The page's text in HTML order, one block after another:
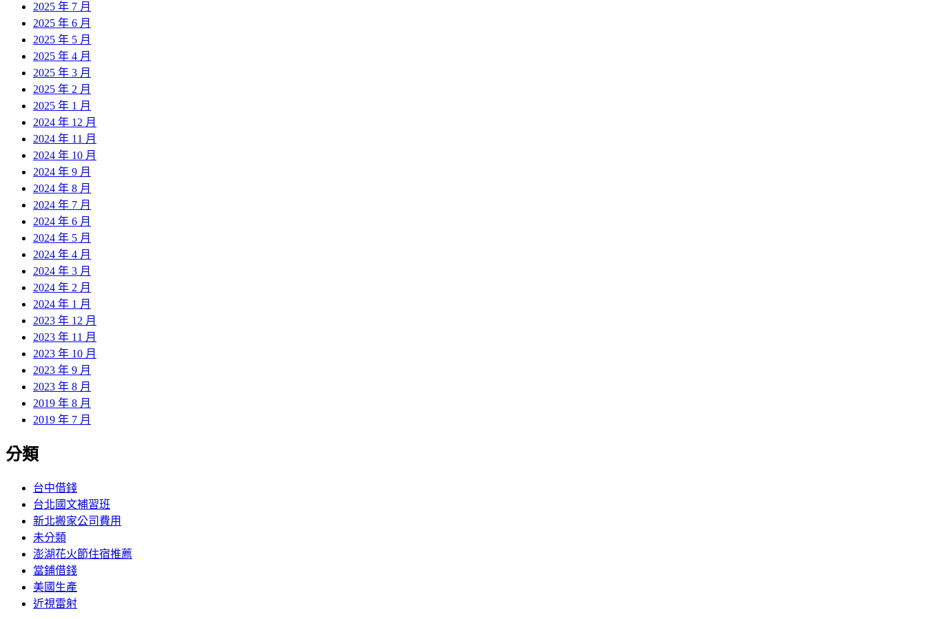
2025 年 7 月
2025 年 6 月
2025 年 5 月
2025 年 4 月
2025 年 3 月
2025 年 2 月
2025 年 1 月
2024 年 12 月
2024 年 11 月
2024 年 10 月
2024 年 9 月
2024 年 8 月
2024 年 7 月
2024 年 6 月
2024 年 5 月
2024 年 4 月
2024 年 3 月
2024 年 2 月
2024 年 1 月
2023 年 12 月
2023 年 11 月
2023 年 10 月
2023 年 9 月
2023 年 8 月
2019 年 8 月
2019 年 7 月
分類
台中借錢
台北國文補習班
新北搬家公司費用
未分類
澎湖花火節住宿推薦
當鋪借錢
美國生產
近視雷射